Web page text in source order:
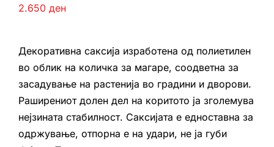
2.650 ден
Декоративна саксија изработена од полиетилен
во облик на количка за магаре, соодветна за
засадување на растенија во градини и дворови.
Раширениот долен дел на коритото ја зголемува
нејзината стабилност. Саксијата е едноставна за
одржување, отпорна е на удари, не ја губи